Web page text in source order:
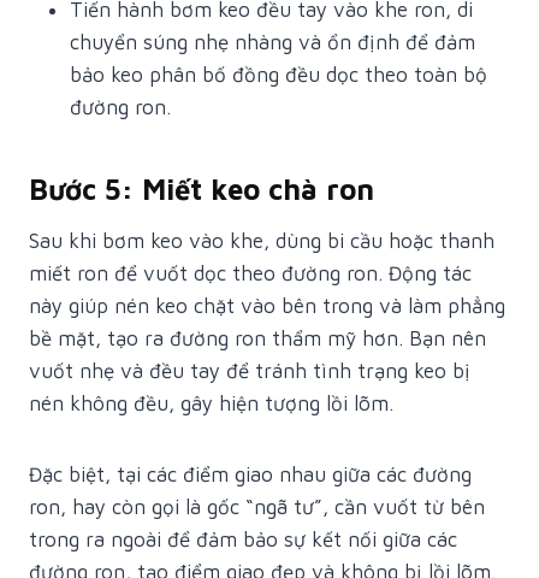
Tiến hành bơm keo đều tay vào khe ron, di
chuyển súng nhẹ nhàng và ổn định để đảm
bảo keo phân bố đồng đều dọc theo toàn bộ
đường ron.
Bước 5: Miết keo chà ron
Sau khi bơm keo vào khe, dùng bi cầu hoặc thanh
miết ron để vuốt dọc theo đường ron. Động tác
này giúp nén keo chặt vào bên trong và làm phẳng
bề mặt, tạo ra đường ron thẩm mỹ hơn. Bạn nên
vuốt nhẹ và đều tay để tránh tình trạng keo bị
nén không đều, gây hiện tượng lồi lõm.
Đặc biệt, tại các điểm giao nhau giữa các đường
ron, hay còn gọi là gốc “ngã tư”, cần vuốt từ bên
trong ra ngoài để đảm bảo sự kết nối giữa các
đường ron, tạo điểm giao đẹp và không bị lồi lõm.